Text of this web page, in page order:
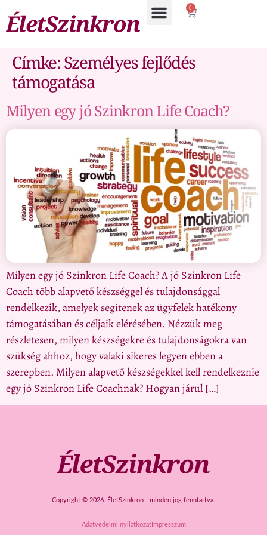
0
Címke:Személyes fejlődés
támogatása
Milyen egy jó Szinkron Life Coach?
Milyen egy jó Szinkron Life Coach? A jó Szinkron Life
Coach több alapvető készséggel és tulajdonsággal
rendelkezik, amelyek segítenek az ügyfelek hatékony
támogatásában és céljaik elérésében. Nézzük meg
részletesen, milyen készségekre és tulajdonságokra van
szükség ahhoz, hogy valaki sikeres legyen ebben a
szerepben. Milyen alapvető készségekkel kell rendelkeznie
egy jó Szinkron Life Coachnak? Hogyan járul […]
Copyright © 2026. ÉletSzinkron - minden jog fenntartva.
Adatvédelmi nyilatkozatImpresszum